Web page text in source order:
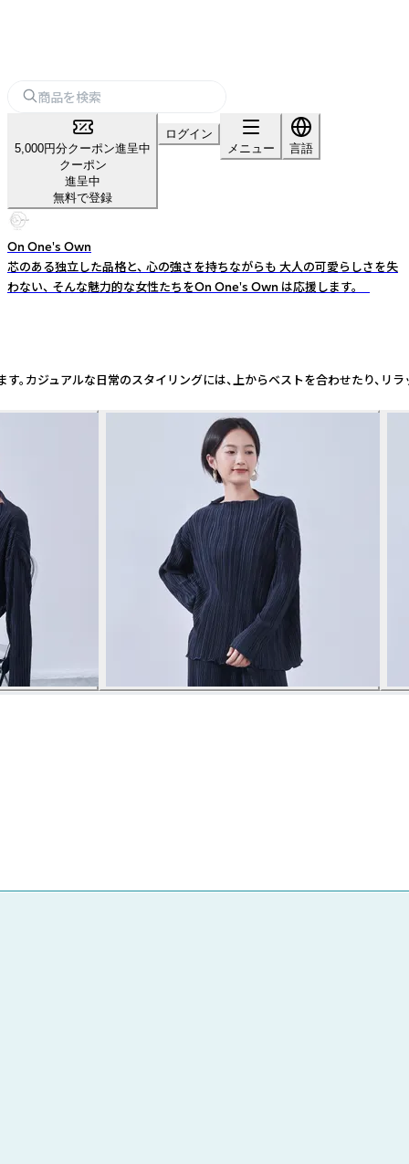
5,000円分クーポン進呈中
クーポン
進呈中
無料で登録
ログイン
メニュー
言語
On One's Own
芯のある独立した品格と、 心の強さを持ちながらも 大人の可愛らしさを失
わない、 そんな魅力的な女性たちをOn One's Own は応援します。
ジュアルな日常のスタイリングには、上からベストを合わせた